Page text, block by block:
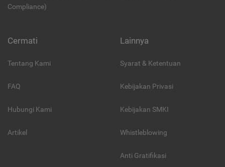
Compliance)
Cermati
Tentang Kami
FAQ
Hubungi Kami
Artikel
Lainnya
Syarat & Ketentuan
Kebijakan Privasi
Kebijakan SMKI
Whistleblowing
Anti Gratifikasi